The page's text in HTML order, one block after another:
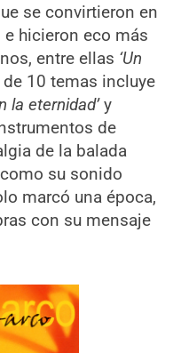
se convirtieron en
hicieron eco más
entre ellas ‘Un
10 temas incluye
la eternidad’y
de
de la balada
su sonido
marcó una época,
con su mensaje